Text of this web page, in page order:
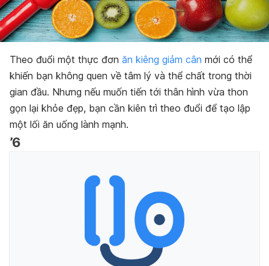
Theo đuổi một thực đơn ăn kiêng giảm cân mới có thể
khiến bạn không quen về tâm lý và thể chất trong thời
gian đầu. Nhưng nếu muốn tiến tới thân hình vừa thon
gọn lại khỏe đẹp, bạn cần kiên trì theo đuổi để tạo lập
một lối ăn uống lành mạnh.
’6